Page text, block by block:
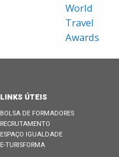
World
Travel
Awards
LINKS ÚTEIS
BOLSA DE FORMADORES
RECRUTAMENTO
ESPAÇO IGUALDADE
E-TURISFORMA